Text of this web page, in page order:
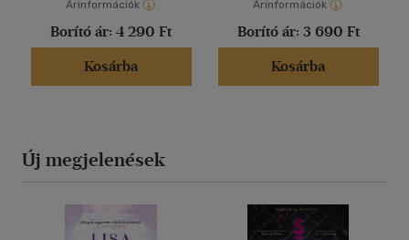
Árinformációk
Borító ár: 4 290 Ft
Kosárba
Árinformációk
Borító ár: 3 690 Ft
Kosárba
Új megjelenések